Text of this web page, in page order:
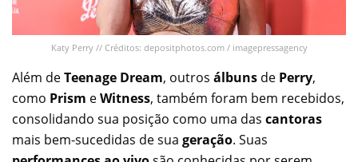
Katy Perry // Créditos: depositphotos.com / imagepressagency
Além deTeenage Dream, outros álbuns de Perry,
como Prism eWitness, também foram bem recebidos,
consolidando sua posição como uma das cantoras
mais bem-sucedidas de sua geração. Suas